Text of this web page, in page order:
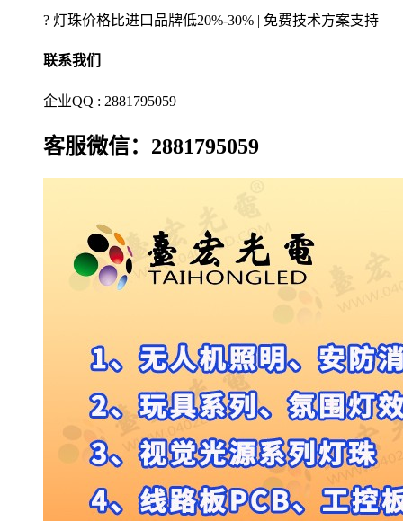
? 灯珠价格比进口品牌低20%-30% | 免费技术方案支持
联系我们
企业QQ : 2881795059
客服微信：2881795059